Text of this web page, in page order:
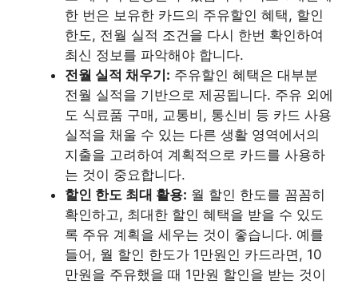
한 번은 보유한 카드의 주유할인 혜택, 할인
한도, 전월 실적 조건을 다시 한번 확인하여
최신 정보를 파악해야 합니다.
전월 실적 채우기: 주유할인 혜택은 대부분
전월 실적을 기반으로 제공됩니다. 주유 외에
도 식료품 구매, 교통비, 통신비 등 카드 사용
실적을 채울 수 있는 다른 생활 영역에서의
지출을 고려하여 계획적으로 카드를 사용하
는 것이 중요합니다.
할인 한도 최대 활용: 월 할인 한도를 꼼꼼히
확인하고, 최대한 할인 혜택을 받을 수 있도
록 주유 계획을 세우는 것이 좋습니다. 예를
들어, 월 할인 한도가 1만원인 카드라면, 10
만원을 주유했을 때 1만원 할인을 받는 것이